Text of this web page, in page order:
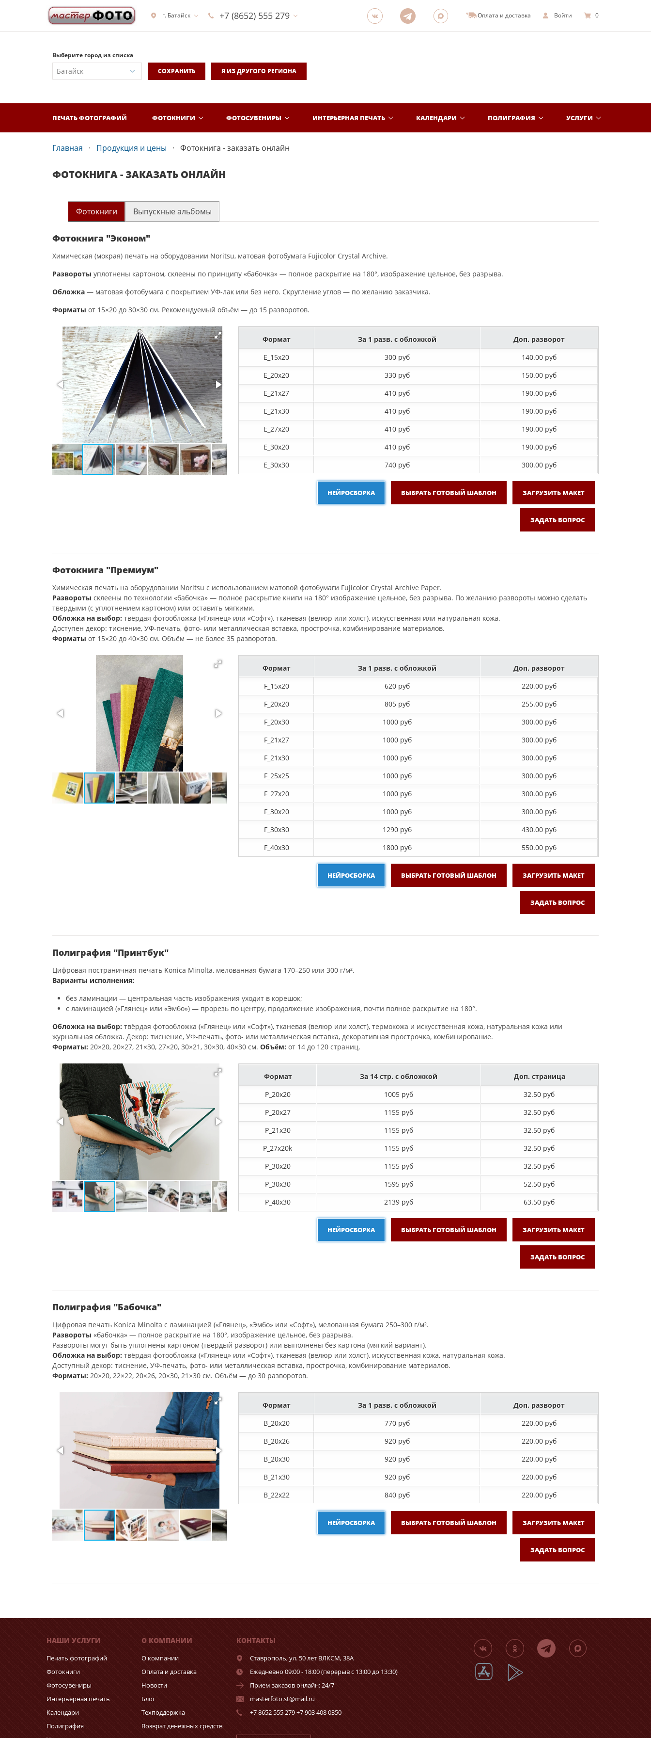
г. Батайск +7 (8652) 555 279 Оплата и доставка Войти 0
Выберите город из списка
СОХРАНИТЬ
Я ИЗ ДРУГОГО РЕГИОНА
ПЕЧАТЬ ФОТОГРАФИЙ ФОТОКНИГИ ФОТОСУВЕНИРЫ ИНТЕРЬЕРНАЯ ПЕЧАТЬ КАЛЕНДАРИ ПОЛИГРАФИЯ УСЛУГИ
Главная Продукция и цены Фотокнига - заказать онлайн
ФОТОКНИГА - ЗАКАЗАТЬ ОНЛАЙН
Фотокниги Выпускные альбомы
Фотокнига "Эконом"
Химическая (мокрая) печать на оборудовании Noritsu, матовая фотобумага Fujicolor Crystal Archive.
Развороты уплотнены картоном, склеены по принципу «бабочка» — полное раскрытие на 180°, изображение цельное, без разрыва.
Обложка — матовая фотобумага с покрытием УФ-лак или без него. Скругление углов — по желанию заказчика.
Форматы от 15×20 до 30×30 см. Рекомендуемый объём — до 15 разворотов.
Формат За 1 разв. с обложкой
Доп. разворот
E_15х20
300 руб
140.00 руб
E_20х20
330 руб
150.00 руб
E_21х27
410 руб
190.00 руб
E_21х30
410 руб
190.00 руб
E_27x20
410 руб
190.00 руб
E_30x20
410 руб
190.00 руб
E_30х30
740 руб 300.00 руб
НЕЙРОСБОРКА ВЫБРАТЬ ГОТОВЫЙ ШАБЛОН ЗАГРУЗИТЬ МАКЕТ
ЗАДАТЬ ВОПРОС
Фотокнига "Премиум"
Химическая печать на оборудовании Noritsu с использованием матовой фотобумаги Fujicolor Crystal Archive Paper.
Развороты склеены по технологии «бабочка» — полное раскрытие книги на 180° изображение цельное, без разрыва. По желанию развороты можно сделать
твёрдыми (с уплотнением картоном) или оставить мягкими.
Обложка на выбор: твёрдая фотообложка («Глянец» или «Софт»), тканевая (велюр или холст), искусственная или натуральная кожа.
Доступен декор: тиснение, УФ-печать, фото- или металлическая вставка, прострочка, комбинирование материалов.
Форматы от 15×20 до 40×30 см. Объём — не более 35 разворотов.
Формат За 1 разв. с обложкой
Доп. разворот
F_15х20
620 руб
220.00 руб
F_20х20
805 руб
255.00 руб
F_20х30
1000 руб
300.00 руб
F_21х27
1000 руб
300.00 руб
F_21х30
1000 руб
300.00 руб
F_25х25
1000 руб
300.00 руб
F_27x20
1000 руб
300.00 руб
F_30х20
1000 руб
300.00 руб
F_30х30
1290 руб
430.00 руб
F_40x30
1800 руб 550.00 руб
НЕЙРОСБОРКА ВЫБРАТЬ ГОТОВЫЙ ШАБЛОН ЗАГРУЗИТЬ МАКЕТ
ЗАДАТЬ ВОПРОС
Полиграфия "Принтбук"
Цифровая постраничная печать Konica Minolta, мелованная бумага 170–250 или 300 г/м².
Варианты исполнения:
без ламинации — центральная часть изображения уходит в корешок;
с ламинацией («Глянец» или «Эмбо») — прорезь по центру, продолжение изображения, почти полное раскрытие на 180°.
Обложка на выбор: твёрдая фотообложка («Глянец» или «Софт»), тканевая (велюр или холст), термокожа и искусственная кожа, натуральная кожа или
журнальная обложка. Декор: тиснение, УФ-печать, фото- или металлическая вставка, декоративная прострочка, комбинирование.
Форматы: 20×20, 20×27, 21×30, 27×20, 30×21, 30×30, 40×30 см. Объём: от 14 до 120 страниц.
Формат За 14 стр. с обложкой
Доп. страница
P_20х20
1005 руб
32.50 руб
P_20х27
1155 руб
32.50 руб
P_21х30
1155 руб
32.50 руб
P_27х20k
1155 руб
32.50 руб
P_30х20
1155 руб
32.50 руб
P_30х30
1595 руб
52.50 руб
P_40х30
2139 руб 63.50 руб
НЕЙРОСБОРКА ВЫБРАТЬ ГОТОВЫЙ ШАБЛОН ЗАГРУЗИТЬ МАКЕТ
ЗАДАТЬ ВОПРОС
Полиграфия "Бабочка"
Цифровая печать Konica Minolta с ламинацией («Глянец», «Эмбо» или «Софт»), мелованная бумага 250–300 г/м².
Развороты «бабочка» — полное раскрытие на 180°, изображение цельное, без разрыва.
Развороты могут быть уплотнены картоном (твёрдый разворот) или выполнены без картона (мягкий вариант).
Обложка на выбор: твёрдая фотообложка («Глянец» или «Софт»), тканевая (велюр или холст), искусственная кожа, натуральная кожа.
Доступный декор: тиснение, УФ-печать, фото- или металлическая вставка, прострочка, комбинирование материалов.
Форматы: 20×20, 22×22, 20×26, 20×30, 21×30 см. Объём — до 30 разворотов.
Формат За 1 разв. с обложкой
Доп. разворот
B_20х20
770 руб
220.00 руб
B_20х26
920 руб
220.00 руб
B_20х30
920 руб
220.00 руб
B_21х30
920 руб
220.00 руб
B_22х22
840 руб 220.00 руб
НЕЙРОСБОРКА ВЫБРАТЬ ГОТОВЫЙ ШАБЛОН ЗАГРУЗИТЬ МАКЕТ
ЗАДАТЬ ВОПРОС
НАШИ УСЛУГИ
Печать фотографий
Фотокниги
Фотосувениры
Интерьерная печать
Календари
Полиграфия
О КОМПАНИИ
О компании
Оплата и доставка
Новости
Блог
Техподдержка
Возврат денежных средств
КОНТАКТЫ
Ставрополь,ул. 50 лет ВЛКСМ, 38А
Ежедневно 09:00 - 18:00 (перерыв с 13:00 до 13:30)
Прием заказов онлайн: 24/7
masterfoto.st@mail.ru
+7 8652 555 279 +7 903 408 0350